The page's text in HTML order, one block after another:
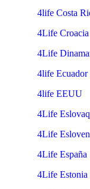
4life Costa
4Life
4Life
4life Ecuador
4life EEUU
4Life
4Life
4Life España
4Life Estonia